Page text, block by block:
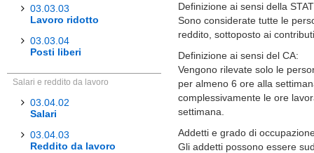
03.03.03
Lavoro ridotto
03.03.04
Posti liberi
Salari e reddito da lavoro
03.04.02
Salari
03.04.03
Reddito da lavoro
Definizione ai sensi della
Sono considerate tutte le
reddito, sottoposto ai
Definizione ai sensi del CA:
Vengono rilevate solo le
per almeno 6 ore alla
complessivamente le ore
settimana.
Addetti e grado di
Gli addetti possono essere